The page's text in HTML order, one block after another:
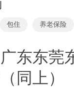
包住 养老保险
广东东莞
（同上）